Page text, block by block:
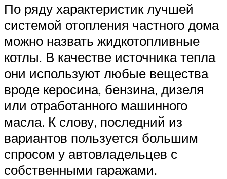
По ряду характеристик лучшей
системой отопления частного дома
можно назвать жидкотопливные
котлы. В качестве источника тепла
они используют любые вещества
вроде керосина, бензина, дизеля
или отработанного машинного
масла. К слову, последний из
вариантов пользуется большим
спросом у автовладельцев с
собственными гаражами.